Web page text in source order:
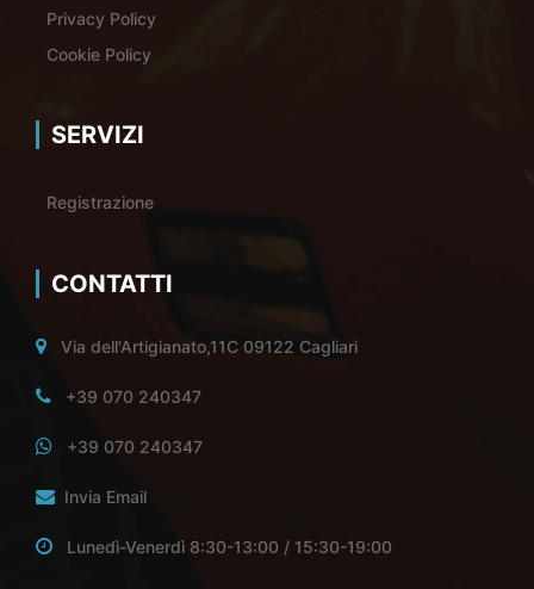
Privacy Policy
Cookie Policy
SERVIZI
Registrazione
CONTATTI
Via dell'Artigianato,11C 09122 Cagliari
+39 070 240347
+39 070 240347
Invia Email
Lunedì-Venerdì 8:30-13:00 / 15:30-19:00